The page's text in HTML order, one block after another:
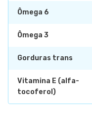
Ômega 6
Ômega 3
Gorduras trans
Vitamina E (alfa-
tocoferol)